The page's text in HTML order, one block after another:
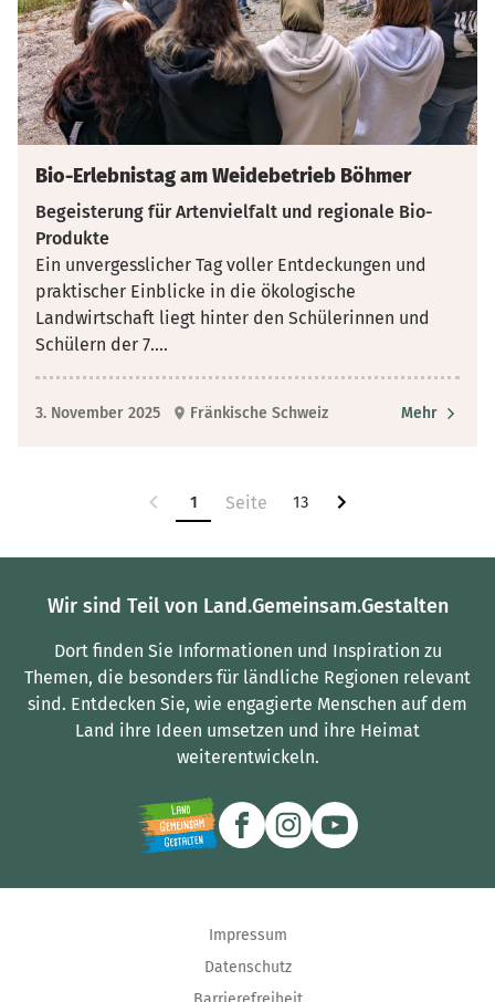
Bio-Erlebnistag am Weidebetrieb Böhmer
Begeisterung für Artenvielfalt und regionale Bio-
Produkte
Ein unvergesslicher Tag voller Entdeckungen und
praktischer Einblicke in die ökologische
Landwirtschaft liegt hinter den Schülerinnen und
Schülern der 7....
3. November 2025 Fränkische Schweiz Mehr
1 13
Wir sind Teil von Land.Gemeinsam.Gestalten
Dort finden Sie Informationen und Inspiration zu
Themen, die besonders für ländliche Regionen relevant
sind. Entdecken Sie, wie engagierte Menschen auf dem
Land ihre Ideen umsetzen und ihre Heimat
weiterentwickeln.
Impressum
Datenschutz